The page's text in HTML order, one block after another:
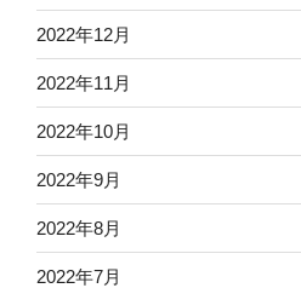
2022年12月
2022年11月
2022年10月
2022年9月
2022年8月
2022年7月